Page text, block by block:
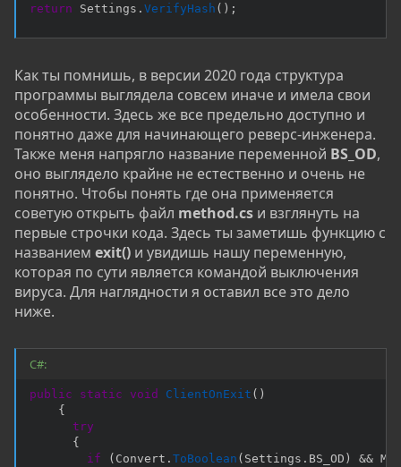
return Settings . VerifyHash ( ) ;
Как ты помнишь, в версии 2020 года структура
программы выглядела совсем иначе и имела свои
особенности. Здесь же все предельно доступно и
понятно даже для начинающего реверс-инженера.
Также меня напрягло название переменной BS_OD,
оно выглядело крайне не естественно и очень не
понятно. Чтобы понять где она применяется
советую открыть файл method.cs и взглянуть на
первые строчки кода. Здесь ты заметишь функцию с
названием exit() и увидишь нашу переменную,
которая по сути является командой выключения
вируса. Для наглядности я оставил все это дело
ниже.
C#:
public static void ClientOnExit ( )
{
try
{
if
( Convert . ToBoolean ( Settings . BS_OD ) &&